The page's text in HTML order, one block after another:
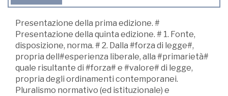
Presentazione della prima edizione. #
Presentazione della quinta edizione. # 1. Fonte,
disposizione, norma. # 2. Dalla #forza di legge#,
propria dell#esperienza liberale, alla #primarietà#
quale risultante di #forza# e #valore# di legge,
propria degli ordinamenti contemporanei.
Pluralismo normativo (ed istituzionale) e